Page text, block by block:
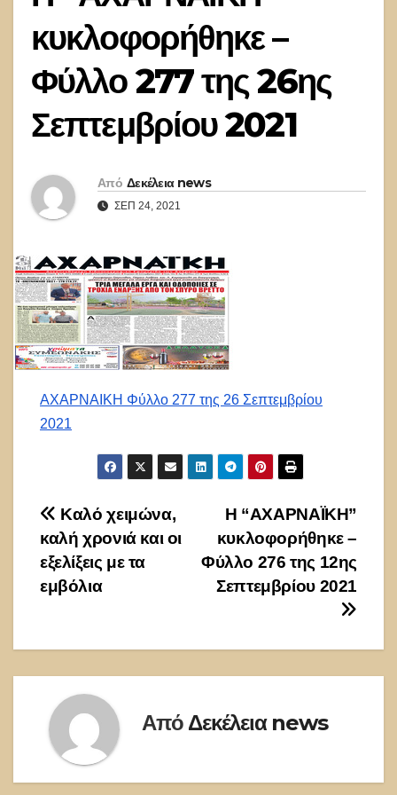
κυκλοφορήθηκε –
Φύλλο 277 της 26ης
Σεπτεμβρίου 2021
Από Δεκέλεια news
ΣΕΠ 24, 2021
ΑΧΑΡΝΑΙΚΗ Φύλλο 277 της 26 Σεπτεμβρίου
2021
Πλοήγηση
άρθρων
Η “ΑΧΑΡΝΑΪΚΗ”
κυκλοφορήθηκε –
Φύλλο 276 της 12ης
Σεπτεμβρίου 2021
Καλό χειμώνα,
καλή χρονιά και οι
εξελίξεις με τα
εμβόλια
Από Δεκέλεια news